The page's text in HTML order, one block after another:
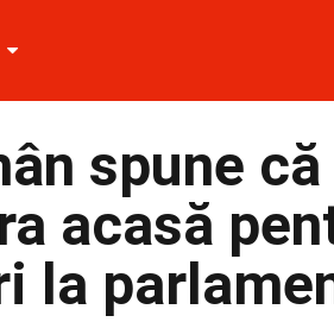
us on Twitter
us on Telegram
spune
acasă
la